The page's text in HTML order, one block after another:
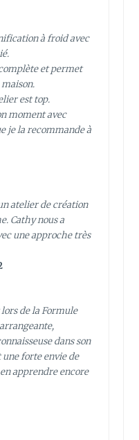
à froid avec
et permet
est top.
moment avec
je la recommande à
atelier de création
Cathy nous a
une approche très
lors de la Formule
dans son
forte envie de
apprendre encore